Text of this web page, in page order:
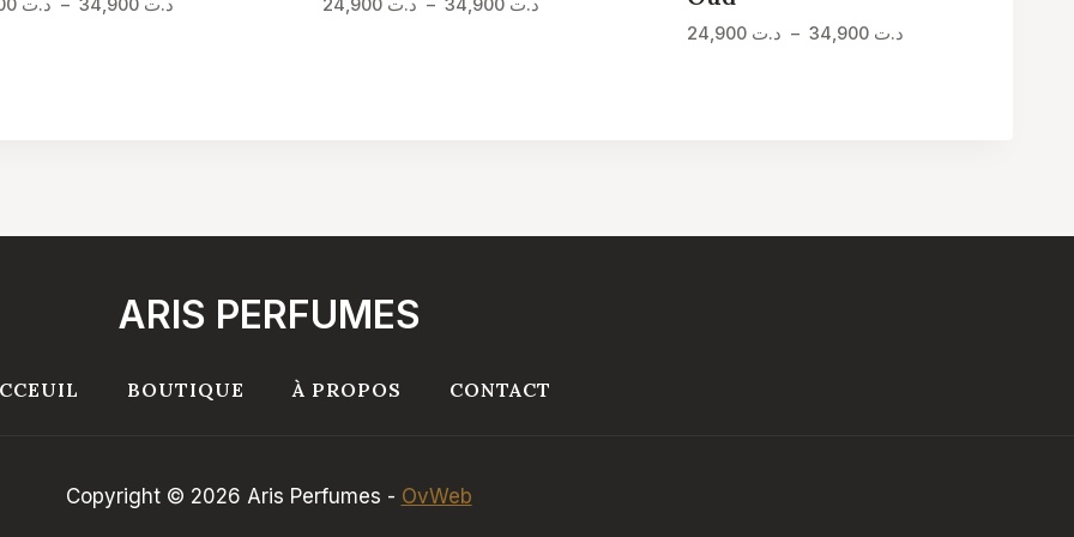
د.ت – د.ت
ARIS PERFUMES
BOUTIQUE À PROPOS CONTACT
Copyright © 2026 Aris Perfumes - OvWeb